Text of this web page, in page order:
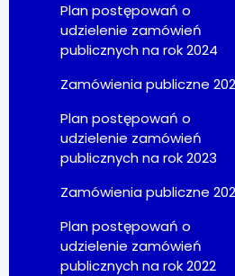
Plan postępowań o
udzielenie zamówień
publicznych na rok 2024
Zamówienia publiczne
Plan postępowań o
udzielenie zamówień
publicznych na rok 2023
Zamówienia publiczne
Plan postępowań o
udzielenie zamówień
publicznych na rok 2022